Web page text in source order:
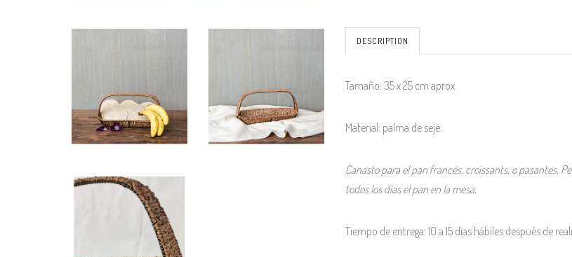
DESCRIPTION
Tamaño: 35 x 25 cm aprox.
Material: palma de seje.
Canasto para el pan francés, croissants, o pasantes.
todos los días el pan en la mesa.
Tiempo de entrega: 10 a 15 días hábiles después de